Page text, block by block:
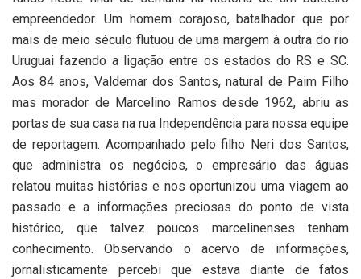
empreendedor. Um homem corajoso, batalhador que por
mais de meio século flutuou de uma margem à outra do rio
Uruguai fazendo a ligação entre os estados do RS e SC.
Aos 84 anos, Valdemar dos Santos, natural de Paim Filho
mas morador de Marcelino Ramos desde 1962, abriu as
portas de sua casa na rua Independência para nossa equipe
de reportagem. Acompanhado pelo filho Neri dos Santos,
que administra os negócios, o empresário das águas
relatou muitas histórias e nos oportunizou uma viagem ao
passado e a informações preciosas do ponto de vista
histórico, que talvez poucos marcelinenses tenham
conhecimento. Observando o acervo de informações,
jornalisticamente percebi que estava diante de fatos